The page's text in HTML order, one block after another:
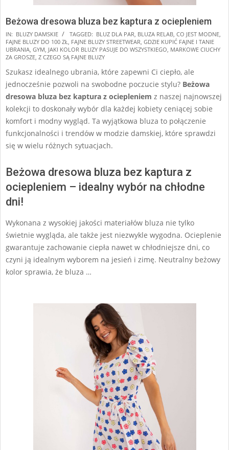
Beżowa dresowa bluza bez kaptura z ociepleniem
2024-
09-
14
IN: BLUZY DAMSKIE TAGGED: BLUZ DLA PAR, BLUZA RELAB, CO JEST MODNE,
FAJNE BLUZY DO 100 ZŁ, FAJNE BLUZY STREETWEAR, GDZIE KUPIĆ FAJNE I TANIE
UBRANIA, GYM, JAKI KOLOR BLUZY PASUJE DO WSZYSTKIEGO, MARKOWE CIUCHY
ZA GROSZE, Z CZEGO SĄ FAJNE BLUZY
Szukasz idealnego ubrania, które zapewni Ci ciepło, ale
jednocześnie pozwoli na swobodne poczucie stylu? Beżowa
dresowa bluza bez kaptura z ociepleniem z naszej najnowszej
kolekcji to doskonały wybór dla każdej kobiety ceniącej sobie
komfort i modny wygląd. Ta wyjątkowa bluza to połączenie
funkcjonalności i trendów w modzie damskiej, które sprawdzi
się w wielu różnych sytuacjach.
Beżowa dresowa bluza bez kaptura z
ociepleniem – idealny wybór na chłodne
dni!
Wykonana z wysokiej jakości materiałów bluza nie tylko
świetnie wygląda, ale także jest niezwykle wygodna. Ocieplenie
gwarantuje zachowanie ciepła nawet w chłodniejsze dni, co
czyni ją idealnym wyborem na jesień i zimę. Neutralny beżowy
kolor sprawia, że bluza …